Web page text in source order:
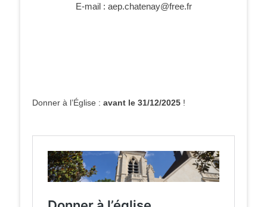
E-mail : aep.chatenay@free.fr
Donner à l’Église : avant le 31/12/2025 !